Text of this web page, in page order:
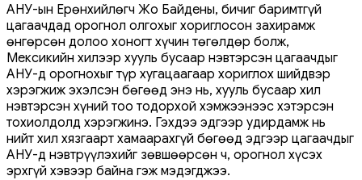
АНУ-ын Ерөнхийлөгч Жо Байдены, бичиг баримтгүй
цагаачдад орогнол олгохыг хориглосон захирамж
өнгөрсөн долоо хоногт хүчин төгөлдөр болж,
Мексикийн хилээр хууль бусаар нэвтэрсэн цагаачдыг
АНУ-д орогнохыг түр хугацаагаар хориглох шийдвэр
хэрэгжиж эхэлсэн бөгөөд энэ нь, хууль бусаар хил
нэвтэрсэн хүний ​​тоо тодорхой хэмжээнээс хэтэрсэн
тохиолдолд хэрэгжинэ. Гэхдээ эдгээр удирдамж нь
нийт хил хязгаарт хамаарахгүй бөгөөд эдгээр цагаачдыг
АНУ-д нэвтрүүлэхийг зөвшөөрсөн ч, орогнол хүсэх
эрхгүй хэвээр байна гэж мэдэгджээ.